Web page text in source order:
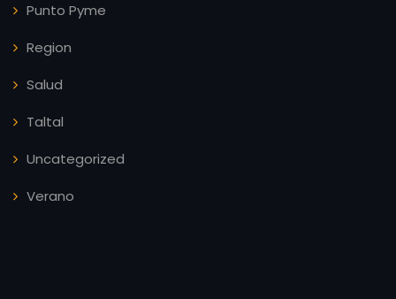
Punto Pyme
Region
Salud
Taltal
Uncategorized
Verano